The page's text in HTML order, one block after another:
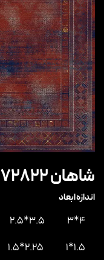
شاهان 772822
اندازه ابعاد
4*3
3.5*2.5
1.5*1
2.25*1.5